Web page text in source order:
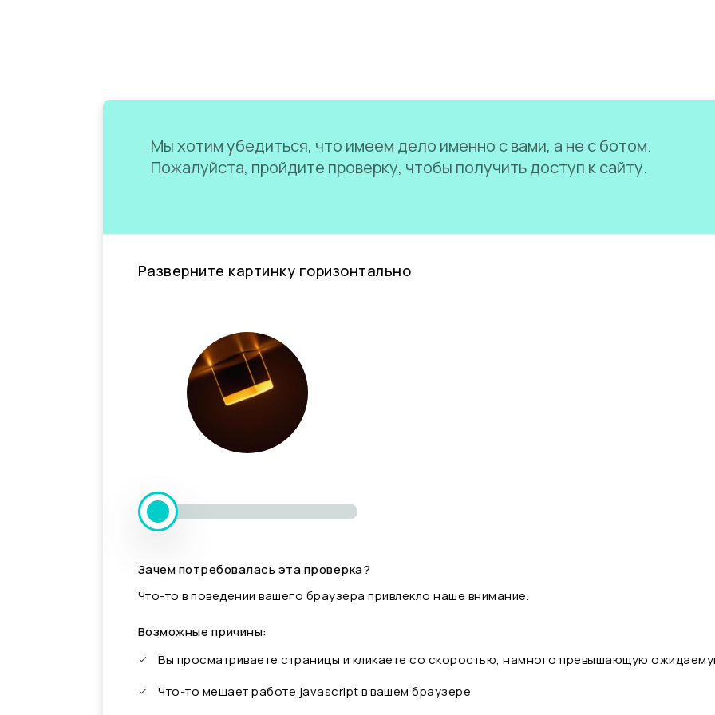
Мы хотим убедиться, что имеем дело именно с вами, а не с ботом.
Пожалуйста, пройдите проверку, чтобы получить доступ к сайту.
Разверните картинку горизонтально
Зачем потребовалась эта проверка?
Что-то в поведении вашего браузера привлекло наше внимание.
Возможные причины:
Вы просматриваете страницы и кликаете со скоростью, намного превышающую
Что-то мешает работе javascript в вашем браузере